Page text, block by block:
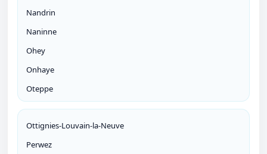
Nandrin
Naninne
Ohey
Onhaye
Oteppe
Ottignies-Louvain-la-Neuve
Perwez